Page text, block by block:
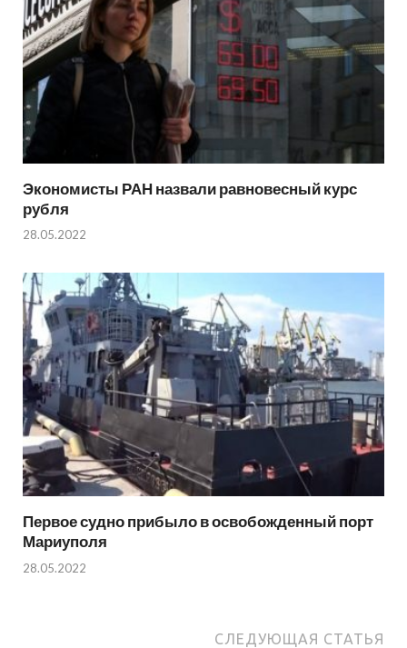
Экономисты РАН назвали равновесный курс
рубля
28.05.2022
Первое судно прибыло в освобожденный порт
Мариуполя
28.05.2022
СЛЕДУЮЩАЯ СТАТЬЯ